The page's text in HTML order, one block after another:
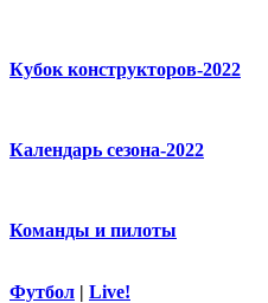
Кубок конструкторов-2022
Календарь сезона-2022
Команды и пилоты
Футбол | Live!